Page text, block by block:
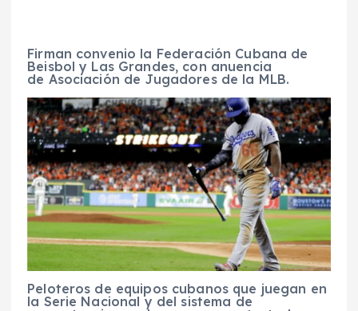
Firman convenio la Federación Cubana de
Beisbol y Las Grandes, con anuencia
de Asociación de Jugadores de la MLB.
Peloteros de equipos cubanos que juegan en
la Serie Nacional y del sistema de